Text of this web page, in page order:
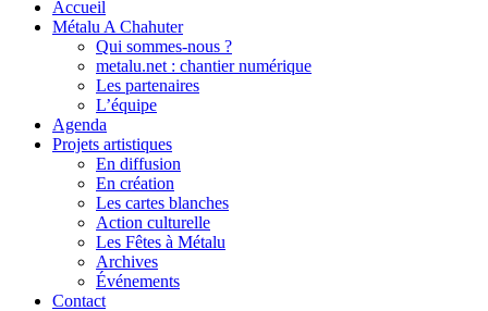
Accueil
Métalu A Chahuter
Qui sommes-nous ?
metalu.net : chantier numérique
Les partenaires
L’équipe
Agenda
Projets artistiques
En diffusion
En création
Les cartes blanches
Action culturelle
Les Fêtes à Métalu
Archives
Événements
Contact